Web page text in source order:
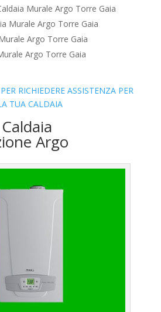
Murale Argo Torre Gaia
Murale Argo Torre Gaia
Argo Torre Gaia
Argo Torre Gaia
RICHIEDERE ASSISTENZA PER
TUA CALDAIA
Argo